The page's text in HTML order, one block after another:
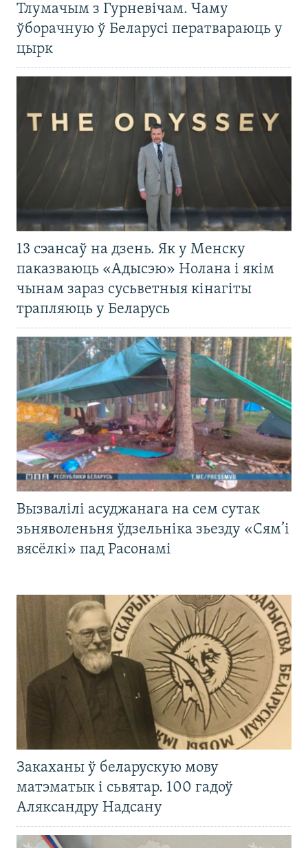
Тлумачым з Гурневічам. Чаму
ўборачную ў Беларусі ператвараюць у
цырк
13 сэансаў на дзень. Як у Менску
паказваюць «Адысэю» Нолана і якім
чынам зараз сусьветныя кінагіты
трапляюць у Беларусь
Вызвалілі асуджанага на сем сутак
зьняволеньня ўдзельніка зьезду «Сям’і
вясёлкі» пад Расонамі
Закаханы ў беларускую мову
матэматык і сьвятар. 100 гадоў
Аляксандру Надсану